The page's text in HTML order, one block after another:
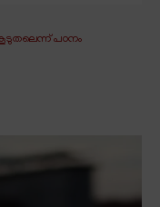
പഠനം